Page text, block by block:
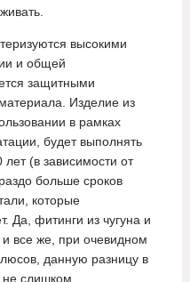
высокими
и общей
защитными
Изделие из
в рамках
будет выполнять
(в зависимости от
больше сроков
которые
Да, фитинги из чугуна и
и все же, при очевидном
данную разницу в
не слишком